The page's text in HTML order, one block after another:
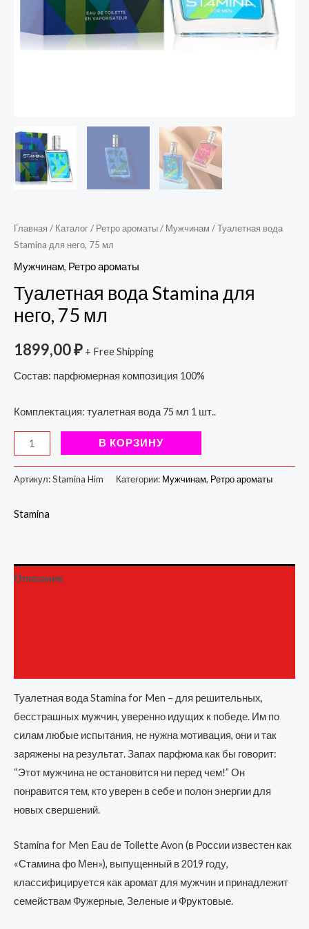
Главная / Каталог/ Ретро ароматы/ Мужчинам / Туалетная вода
Stamina для него, 75 мл
Мужчинам, Ретро ароматы
Туалетная вода Stamina для
него, 75 мл
1899,00₽ + Free Shipping
Состав: парфюмерная композиция 100%
Комплектация: туалетная вода 75 мл 1 шт..
В КОРЗИНУ
Артикул:Stamina Him Категории: Мужчинам, Ретро ароматы
Stamina
Описание
Туалетная вода Stamina for Men – для решительных,
бесстрашных мужчин, уверенно идущих к победе. Им по
силам любые испытания, не нужна мотивация, они и так
заряжены на результат. Запах парфюма как бы говорит:
“Этот мужчина не остановится ни перед чем!” Он
понравится тем, кто уверен в себе и полон энергии для
новых свершений.
Stamina for Men Eau de Toilette Avon (в России известен как
«Стамина фо Мен»), выпущенный в 2019 году,
классифицируется как аромат для мужчин и принадлежит
семействам Фужерные, Зеленые и Фруктовые.